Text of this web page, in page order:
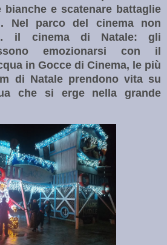
bianche e scatenare battaglie
Nel parco del cinema non
il cinema di Natale: gli
emozionarsi con il
in Gocce di Cinema, le più
di Natale prendono vita su
che si erge nella grande